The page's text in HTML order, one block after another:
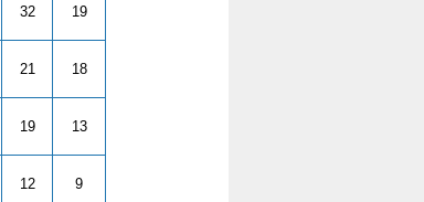
32 19
21 18
19 13
12 9